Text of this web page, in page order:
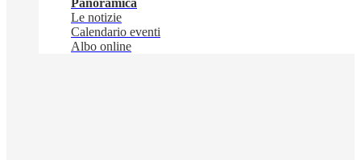
Panoramica
Le notizie
Calendario eventi
Albo online